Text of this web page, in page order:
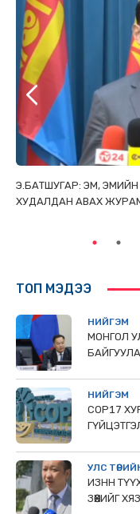
Э.БАТШУГАР: ЭМ, ЭМИЙН
ХУДАЛДАН АВАХ
ТОП МЭДЭЭ
НИЙГЭМ
МОНГОЛ
НИЙГЭМ
COP17
УЛС
ИЗНН
ЗӨӨХИЙГ